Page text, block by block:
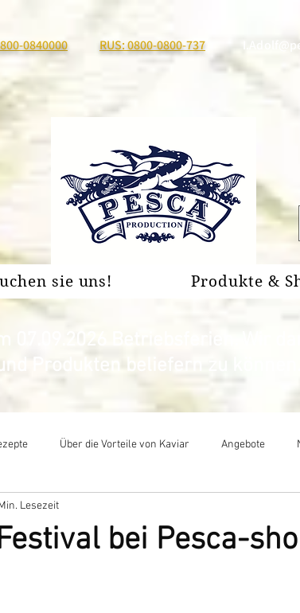
0840000 RUS: 0800-0800-737
sie uns! Produkte &
Betriebsferien. Wir
Produkten beliefern zu
​Über die Vorteile von Kaviar Angebote
bei Pesca-
Lesezeit